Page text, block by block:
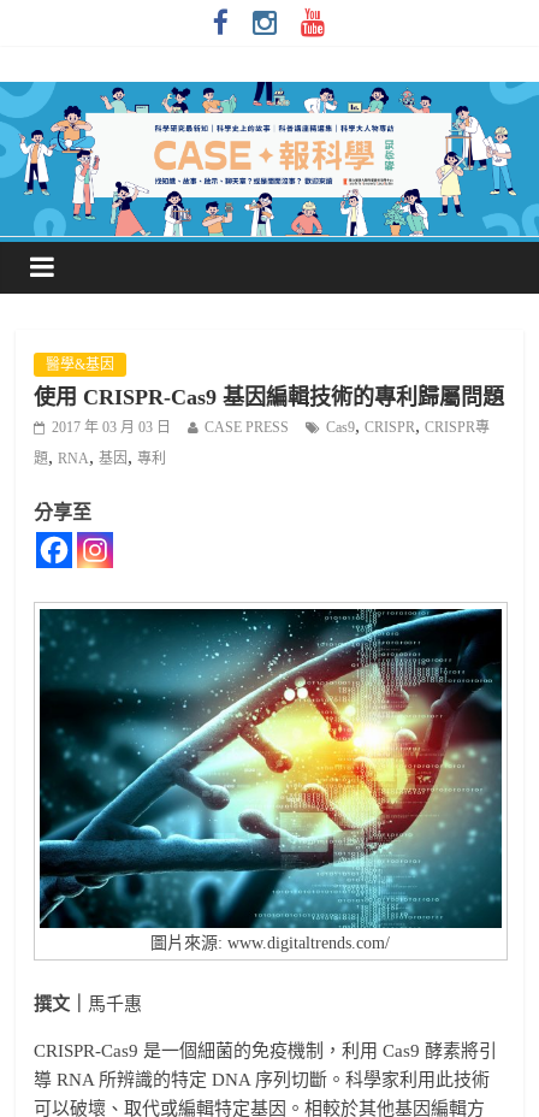
醫學&基因
使用 CRISPR-Cas9 基因編輯技術的專利歸屬問題
2017 年 03 月 03 日 CASE PRESS Cas9,CRISPR,CRISPR專
題,RNA,基因 ,專利
分享至
圖片來源: www.digitaltrends.com/
撰文｜ 馬千惠
CRISPR-Cas9 是一個細菌的免疫機制，利用 Cas9 酵素將引
導 RNA 所辨識的特定 DNA 序列切斷。科學家利用此技術
可以破壞、取代或編輯特定基因。相較於其他基因編輯方